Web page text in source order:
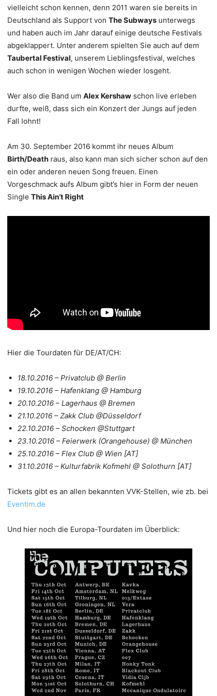
vielleicht schon kennen, denn 2011 waren sie bereits in
Deutschland als Support von The Subways unterwegs
und haben auch im Jahr darauf einige deutsche Festivals
abgeklappert. Unter anderem spielten Sie auch auf dem
Taubertal Festival, unserem Lieblingsfestival, welches
auch schon in wenigen Wochen wieder losgeht.
Wer also die Band um Alex Kershaw schon live erleben
durfte, weiß, dass sich ein Konzert der Jungs auf jeden
Fall lohnt!
Am 30. September 2016 kommt ihr neues Album
Birth/Death raus, also kann man sich sicher schon auf den
ein oder anderen neuen Song freuen. Einen
Vorgeschmack aufs Album gibt’s hier in Form der neuen
Single This Ain’t Right
Hier die Tourdaten für DE/AT/CH:
18.10.2016 – Privatclub @ Berlin
19.10.2016 – Hafenklang @ Hamburg
20.10.2016 – Lagerhaus @ Bremen
21.10.2016 – Zakk Club @Düsseldorf
22.10.2016 – Schocken @Stuttgart
23.10.2016 – Feierwerk (Orangehouse) @ München
25.10.2016 – Flex Club @ Wien [AT]
31.10.2016 – Kulturfabrik Kofmehl @ Solothurn [AT]
Tickets gibt es an allen bekannten VVK-Stellen, wie zb. bei
Eventim.de
Und hier noch die Europa-Tourdaten im Überblick: